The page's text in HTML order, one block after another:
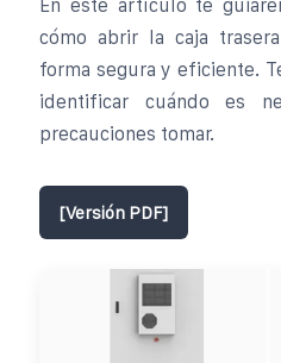
En este artículo te
cómo abrir la caja
forma segura y eficiente.
identificar cuándo es
precauciones tomar.
[Versión PDF]